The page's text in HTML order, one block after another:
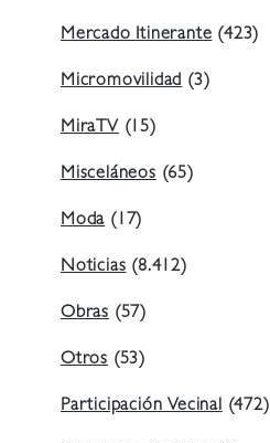
Mercado Itinerante(423)
Micromovilidad(3)
MiraTV(15)
Misceláneos(65)
Moda(17)
Noticias(8.412)
Obras (57)
Otros (53)
Participación Vecinal(472)